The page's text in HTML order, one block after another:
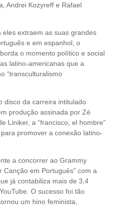
Andrei Kozyreff e Rafael
extraem as suas grandes
e em espanhol, o
o momento político e social
latino-americanas que a
“transculturalismo
disco da carreira intitulado
produção assinada por Zé
Liniker, a “francisco, el hombre”
promover a conexão latino-
a concorrer ao Grammy
Canção em Português” com a
já contabiliza mais de 3,4
O sucesso foi tão
um hino feminista,